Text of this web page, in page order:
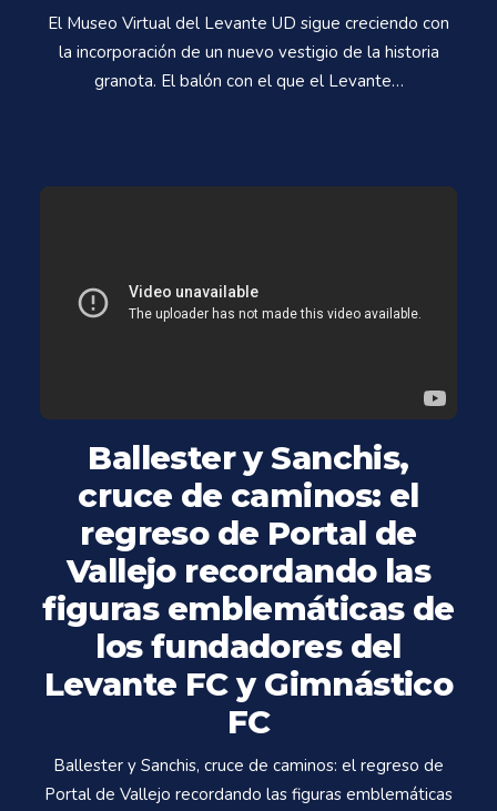
El Museo Virtual del Levante UD sigue creciendo con
la incorporación de un nuevo vestigio de la historia
granota. El balón con el que el Levante…
Ballester y Sanchis,
cruce de caminos: el
regreso de Portal de
Vallejo recordando las
figuras emblemáticas de
los fundadores del
Levante FC y Gimnástico
FC
Ballester y Sanchis, cruce de caminos: el regreso de
Portal de Vallejo recordando las figuras emblemáticas